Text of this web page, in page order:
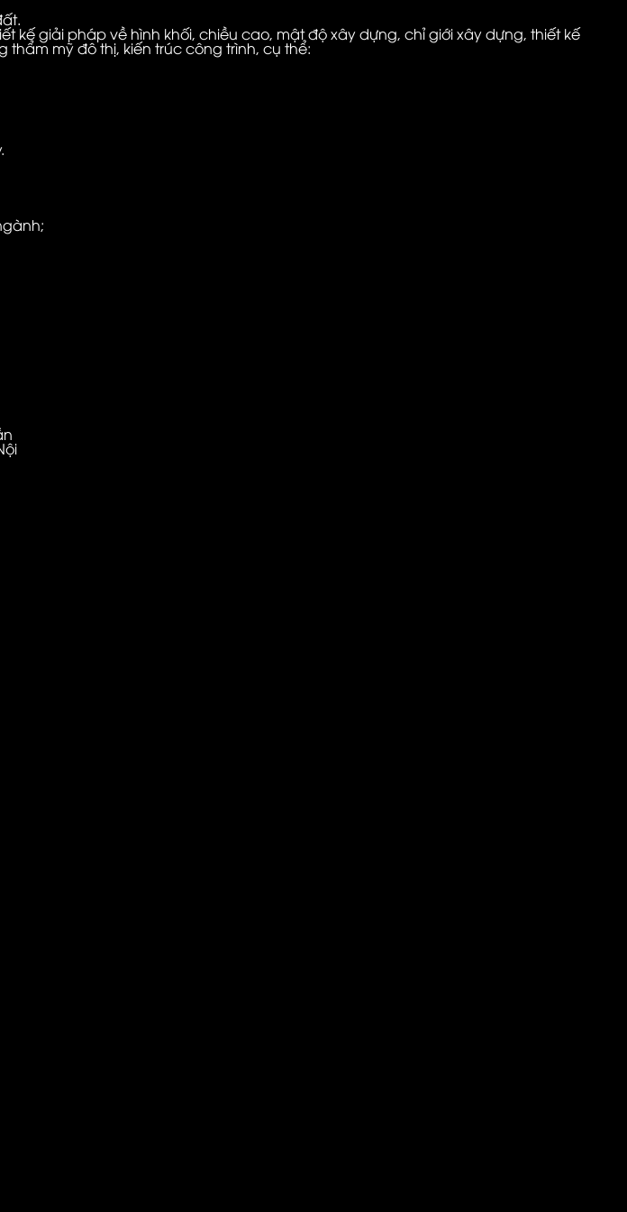
giải pháp về hình khối, chiều cao, mật độ xây dựng, chỉ giới xây dựng, thiết kế
mỹ đô thị, kiến trúc công trình, cụ thể: